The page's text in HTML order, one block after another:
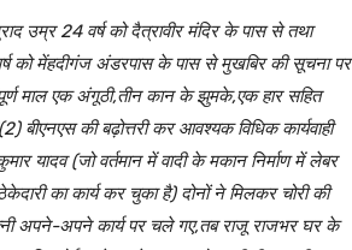
उम्र 24 वर्ष को दैत्रावीर मंदिर के पास से तथा
वर्ष को मेंहदीगंज अंडरपास के पास से मुखबिर की सूचना पर
माल एक अंगूठी,तीन कान के झुमके,एक हार सहित
की बढ़ोत्तरी कर आवश्यक विधिक कार्यवाही
यादव (जो वर्तमान में वादी के मकान निर्माण में लेबर
का कार्य कर चुका है) दोनों ने मिलकर चोरी की
अपने-अपने कार्य पर चले गए,तब राजू राजभर घर के